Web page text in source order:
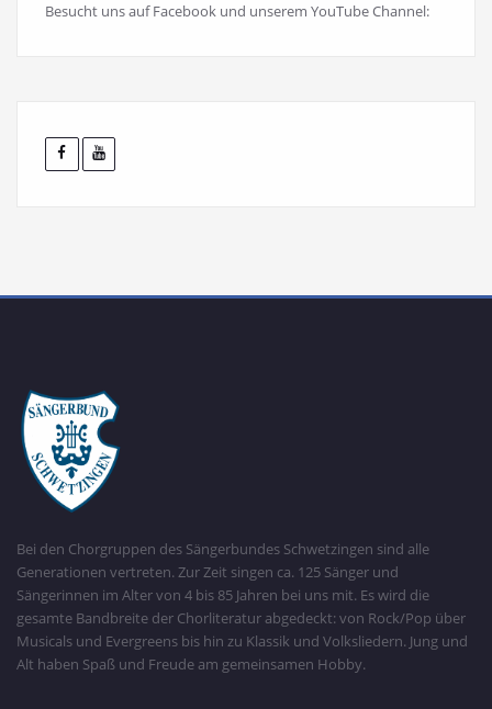
Besucht uns auf Facebook und unserem YouTube Channel:
Bei den Chorgruppen des Sängerbundes Schwetzingen sind alle
Generationen vertreten. Zur Zeit singen ca. 125 Sänger und
Sängerinnen im Alter von 4 bis 85 Jahren bei uns mit. Es wird die
gesamte Bandbreite der Chorliteratur abgedeckt: von Rock/Pop über
Musicals und Evergreens bis hin zu Klassik und Volksliedern. Jung und
Alt haben Spaß und Freude am gemeinsamen Hobby.